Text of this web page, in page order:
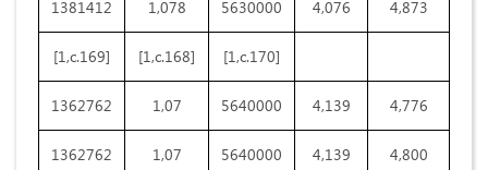
1381412 1,078 5630000 4,076 4,873
[1,c.169] [1,c.168] [1,c.170]
1362762 1,07 5640000 4,139 4,776
1362762 1,07 5640000 4,139 4,800